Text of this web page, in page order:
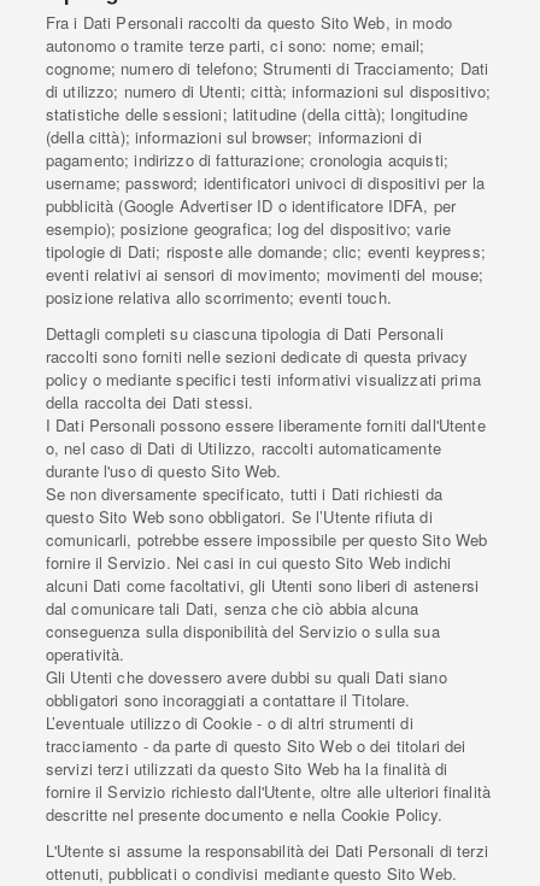
Fra i Dati Personali raccolti da questo Sito Web, in modo
autonomo o tramite terze parti, ci sono: nome; email;
cognome; numero di telefono; Strumenti di Tracciamento; Dati
di utilizzo; numero di Utenti; città; informazioni sul dispositivo;
statistiche delle sessioni; latitudine (della città); longitudine
(della città); informazioni sul browser; informazioni di
pagamento; indirizzo di fatturazione; cronologia acquisti;
username; password; identificatori univoci di dispositivi per la
pubblicità (Google Advertiser ID o identificatore IDFA, per
esempio); posizione geografica; log del dispositivo; varie
tipologie di Dati; risposte alle domande; clic; eventi keypress;
eventi relativi ai sensori di movimento; movimenti del mouse;
posizione relativa allo scorrimento; eventi touch.
Dettagli completi su ciascuna tipologia di Dati Personali
raccolti sono forniti nelle sezioni dedicate di questa privacy
policy o mediante specifici testi informativi visualizzati prima
della raccolta dei Dati stessi.
I Dati Personali possono essere liberamente forniti dall'Utente
o, nel caso di Dati di Utilizzo, raccolti automaticamente
durante l'uso di questo Sito Web.
Se non diversamente specificato, tutti i Dati richiesti da
questo Sito Web sono obbligatori. Se l’Utente rifiuta di
comunicarli, potrebbe essere impossibile per questo Sito Web
fornire il Servizio. Nei casi in cui questo Sito Web indichi
alcuni Dati come facoltativi, gli Utenti sono liberi di astenersi
dal comunicare tali Dati, senza che ciò abbia alcuna
conseguenza sulla disponibilità del Servizio o sulla sua
operatività.
Gli Utenti che dovessero avere dubbi su quali Dati siano
obbligatori sono incoraggiati a contattare il Titolare.
L’eventuale utilizzo di Cookie - o di altri strumenti di
tracciamento - da parte di questo Sito Web o dei titolari dei
servizi terzi utilizzati da questo Sito Web ha la finalità di
fornire il Servizio richiesto dall'Utente, oltre alle ulteriori finalità
descritte nel presente documento e nella Cookie Policy.
L'Utente si assume la responsabilità dei Dati Personali di terzi
ottenuti, pubblicati o condivisi mediante questo Sito Web.